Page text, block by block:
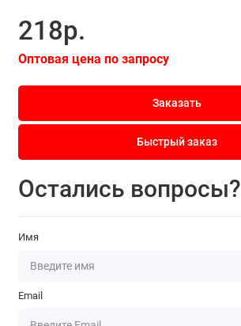
218р.
Оптовая цена по запросу
Заказать
Быстрый заказ
Остались вопросы?
Имя
Email